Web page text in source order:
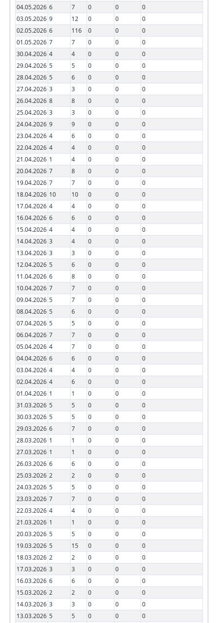
04.05.2026 6 7 0 0
0
03.05.2026 9 12 0 0
0
02.05.2026 6 116 0 0
0
01.05.2026 7 7 0 0
0
30.04.2026 4 4 0 0
0
29.04.2026 5 5 0 0
0
28.04.2026 5 6 0 0
0
27.04.2026 3 3 0 0
0
26.04.2026 8 8 0 0
0
25.04.2026 3 3 0 0
0
24.04.2026 9 9 0 0
0
23.04.2026 4 6 0 0
0
22.04.2026 4 4 0 0
0
21.04.2026 1 4 0 0
0
20.04.2026 7 8 0 0
0
19.04.2026 7 7 0 0
0
18.04.2026 10 10 0 0
0
17.04.2026 4 4 0 0
0
16.04.2026 6 6 0 0
0
15.04.2026 4 4 0 0
0
14.04.2026 3 4 0 0
0
13.04.2026 3 3 0 0
0
12.04.2026 5 6 0 0
0
11.04.2026 6 8 0 0
0
10.04.2026 7 7 0 0
0
09.04.2026 5 7 0 0
0
08.04.2026 5 6 0 0
0
07.04.2026 5 5 0 0
0
06.04.2026 7 7 0 0
0
05.04.2026 4 7 0 0
0
04.04.2026 6 6 0 0
0
03.04.2026 4 4 0 0
0
02.04.2026 4 6 0 0
0
01.04.2026 1 1 0 0
0
31.03.2026 5 5 0 0
0
30.03.2026 5 5 0 0
0
29.03.2026 6 7 0 0
0
28.03.2026 1 1 0 0
0
27.03.2026 1 1 0 0
0
26.03.2026 6 6 0 0
0
25.03.2026 2 2 0 0
0
24.03.2026 5 5 0 0
0
23.03.2026 7 7 0 0
0
22.03.2026 4 4 0 0
0
21.03.2026 1 1 0 0
0
20.03.2026 5 5 0 0
0
19.03.2026 5 15 0 0
0
18.03.2026 2 2 0 0
0
17.03.2026 3 3 0 0
0
16.03.2026 6 6 0 0
0
15.03.2026 2 2 0 0
0
14.03.2026 3 3 0 0
0
13.03.2026 5 5 0 0
0